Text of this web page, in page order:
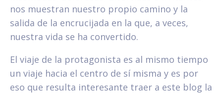
nos muestran nuestro propio camino y la
salida de la encrucijada en la que, a veces,
nuestra vida se ha convertido.
El viaje de la protagonista es al mismo tiempo
un viaje hacia el centro de sí misma y es por
eso que resulta interesante traer a este blog la